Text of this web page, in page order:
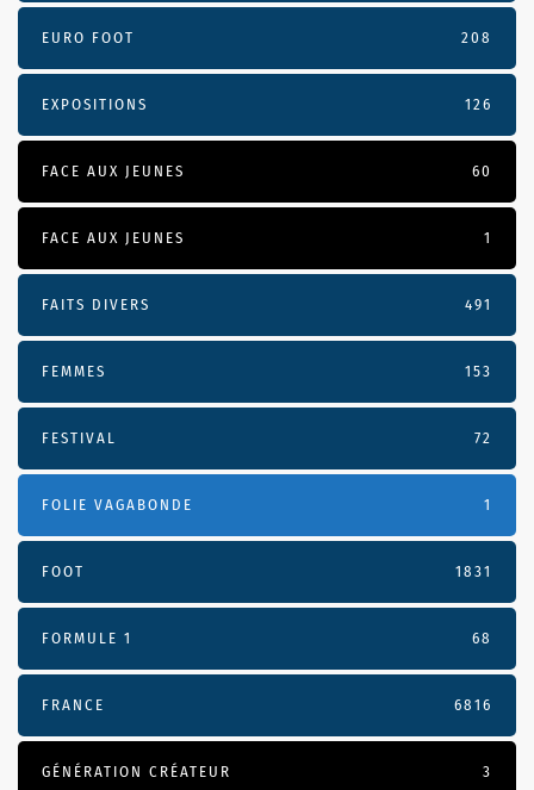
EURO FOOT 208
EXPOSITIONS 126
FACE AUX JEUNES 60
FACE AUX JEUNES 1
FAITS DIVERS 491
FEMMES 153
FESTIVAL 72
FOLIE VAGABONDE 1
FOOT 1831
FORMULE 1 68
FRANCE 6816
GÉNÉRATION CRÉATEUR 3